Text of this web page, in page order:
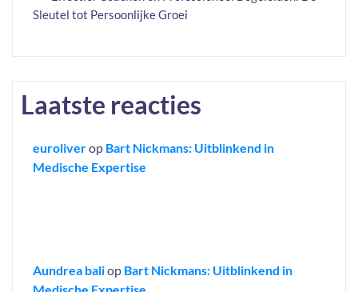
Sleutel tot Persoonlijke Groei
Laatste reacties
euroliverop Bart Nickmans: Uitblinkend in
Medische Expertise
Aundrea baliop Bart Nickmans: Uitblinkend in